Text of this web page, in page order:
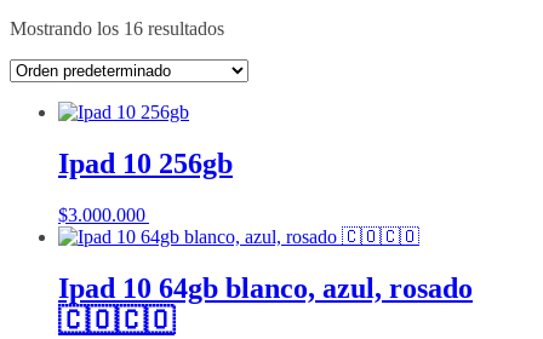
Mostrando los 16 resultados
Ipad 10 256gb
$3.000.000
Ipad 10 64gb blanco, azul, rosado
🇨🇴🇨🇴